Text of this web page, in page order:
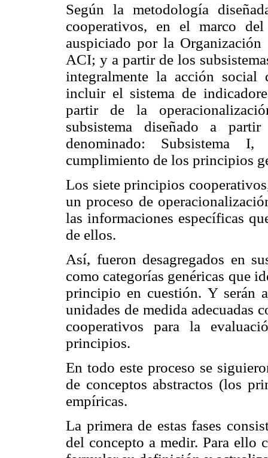
Según la metodología
cooperativos, en el marco
auspiciado por la
ACI; y a partir de los
integralmente la acción social
incluir el sistema de
partir de la
subsistema diseñado a
denominado: Subsistema
cumplimiento de los principios
Los siete principios
un proceso de
las informaciones específicas
de ellos.
Así, fueron desagregados en
como categorías genéricas que
principio en cuestión. Y serán
unidades de medida adecuadas
cooperativos para la
principios.
En todo este proceso se
de conceptos abstractos (los
empíricas.
La primera de estas fases
del concepto a medir. Para ello